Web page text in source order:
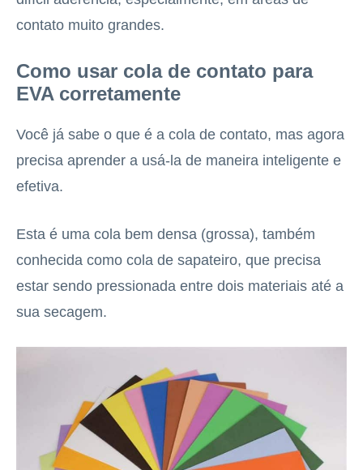
contato muito grandes.
Como usar cola de contato para
EVA corretamente
Você já sabe o que é a cola de contato, mas agora
precisa aprender a usá-la de maneira inteligente e
efetiva.
Esta é uma cola bem densa (grossa), também
conhecida como cola de sapateiro, que precisa
estar sendo pressionada entre dois materiais até a
sua secagem.